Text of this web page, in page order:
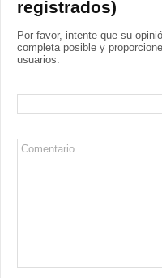
registrados)
Por favor, intente que su
completa posible y
usuarios.